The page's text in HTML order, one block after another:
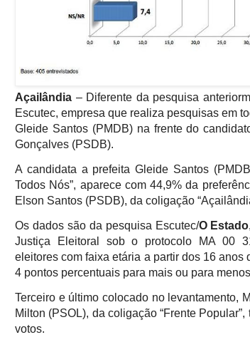
Açailândia – Diferente da pesquisa
Escutec, empresa que realiza pesquisas em
Gleide Santos (PMDB) na frente do
Gonçalves (PSDB).
A candidata a prefeita Gleide Santos
Todos Nós”, aparece com 44,9% da
Elson Santos (PSDB), da coligação
Os dados são da pesquisa Escutec/O Estado
Justiça Eleitoral sob o protocolo MA 00
eleitores com faixa etária a partir dos 16 anos
4 pontos percentuais para mais ou para
Terceiro e último colocado no levantamento,
Milton (PSOL), da coligação “Frente
votos.